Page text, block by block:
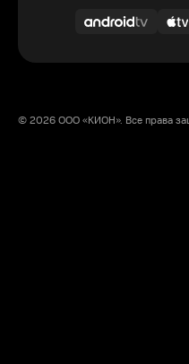
© 2026 ООО «КИОН». Все права